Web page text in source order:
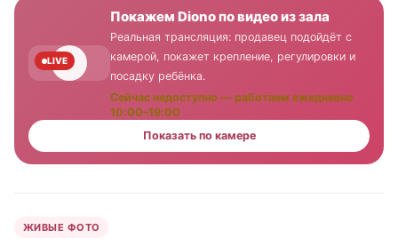
LIVE
Покажем Diono по видео из зала
Реальная трансляция: продавец подойдёт с
камерой, покажет крепление, регулировки и
посадку ребёнка.
Сейчас недоступно — работаем ежедневно
10:00–19:00
Показать по камере
ЖИВЫЕ ФОТО